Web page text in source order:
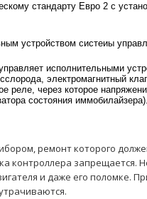
стандарту Евро 2 с
устройством систеиы
исполнительными
электромагнитный
реле, через которое
состояния
ремонт которого
контроллера
и даже его поломке.